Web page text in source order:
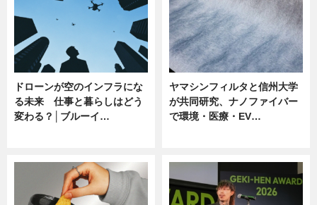
ドローンが空のインフラにな
る未来 仕事と暮らしはどう
変わる？│ブルーイ…
ヤマシンフィルタと信州大学
が共同研究、ナノファイバー
で環境・医療・EV…